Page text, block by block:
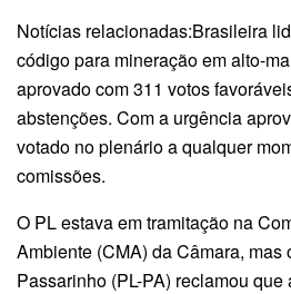
Notícias relacionadas:Brasileira
código para mineração em alto-
aprovado com 311 votos
abstenções. Com a urgência
votado no plenário a qualquer
comissões.
O PL estava em tramitação na
Ambiente (CMA) da Câmara, mas
Passarinho (PL-PA) reclamou